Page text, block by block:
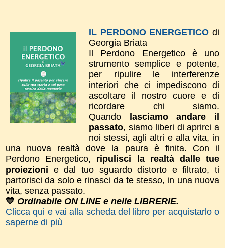
IL PERDONO ENERGETICO di
Georgia Briata
Il Perdono Energetico è uno
strumento semplice e potente,
per ripulire le interferenze
interiori che ci impediscono di
ascoltare il nostro cuore e di
ricordare chi siamo.
Quando lasciamo andare il
passato, siamo liberi di aprirci a
noi stessi, agli altri e alla vita, in
una nuova realtà dove la paura è finita. ​Con il
Perdono Energetico, ripulisci la realtà dalle tue
proiezioni e dal tuo sguardo distorto e filtrato, ti
partorisci da solo e rinasci da te stesso, in una nuova
vita, senza passato.
💙 Ordinabile ON LINE e nelle LIBRERIE.
Clicca qui e vai alla scheda del libro per acquistarlo o
saperne di più